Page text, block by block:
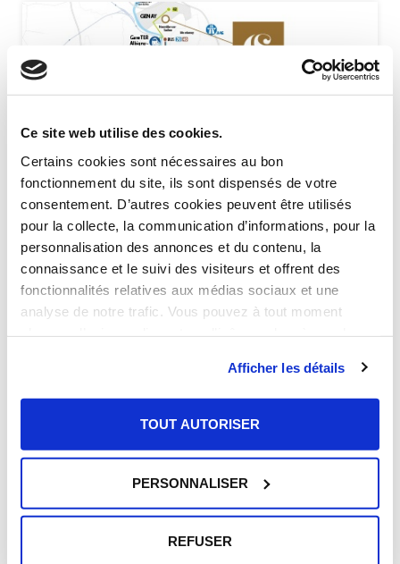
Ce site web utilise des cookies.
Certains cookies sont nécessaires au bon
fonctionnement du site, ils sont dispensés de votre
consentement. D’autres cookies peuvent être utilisés
pour la collecte, la communication d’informations, pour la
personnalisation des annonces et du contenu, la
connaissance et le suivi des visiteurs et offrent des
fonctionnalités relatives aux médias sociaux et une
analyse de notre trafic. Vous pouvez à tout moment
Afficher les détails
TOUT AUTORISER
PERSONNALISER
REFUSER
Transports depuis Genay
· Accès A6, A7, A42, A43 et A46 à 5 min
en voiture
·À 11 min de la gare Lyon Part-Dieu en
·À 17 min de Villefranche-sur-Saône en
·À 28 min de l’aéroport Lyon Saint-
Exupéry en voiture